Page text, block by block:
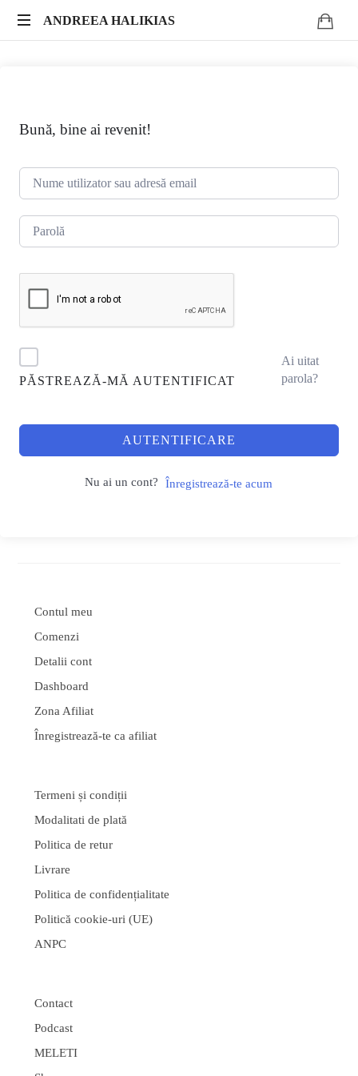
ANDREEA
ANDREEA HALIKIAS
impact
Bună, bine ai revenit!
PĂSTREAZĂ-MĂ AUTENTIFICAT
Ai uitat
parola?
AUTENTIFICARE
Nu ai un cont? Înregistrează-te acum
Contul meu
Comenzi
Detalii cont
Dashboard
Zona Afiliat
Înregistrează-te ca afiliat
Termeni și condiții
Modalitati de plată
Politica de retur
Livrare
Politica de confidențialitate
Politică cookie-uri (UE)
ANPC
Contact
Podcast
MELETI